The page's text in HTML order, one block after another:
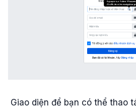
Giao diện để bạn có thể thao